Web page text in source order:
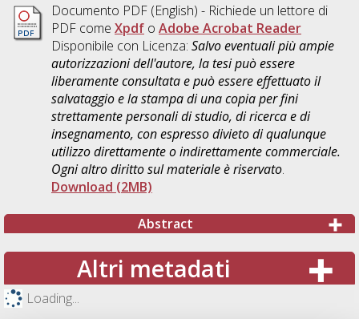
Documento PDF(English) - Richiede un lettore di
PDF come Xpdfo Adobe Acrobat Reader
Disponibile con Licenza: Salvo eventuali più ampie
autorizzazioni dell'autore, la tesi può essere
liberamente consultata e può essere effettuato il
salvataggio e la stampa di una copia per fini
strettamente personali di studio, di ricerca e di
insegnamento, con espresso divieto di qualunque
utilizzo direttamente o indirettamente commerciale.
Ogni altro diritto sul materiale è riservato.
Download (2MB)
Abstract
Altri metadati
Loading...